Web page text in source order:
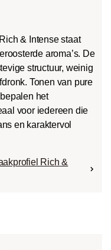
& Intense staat
aroma’s. De
structuur, weinig
Tonen van pure
het
voor iedereen die
en karaktervol
Rich &